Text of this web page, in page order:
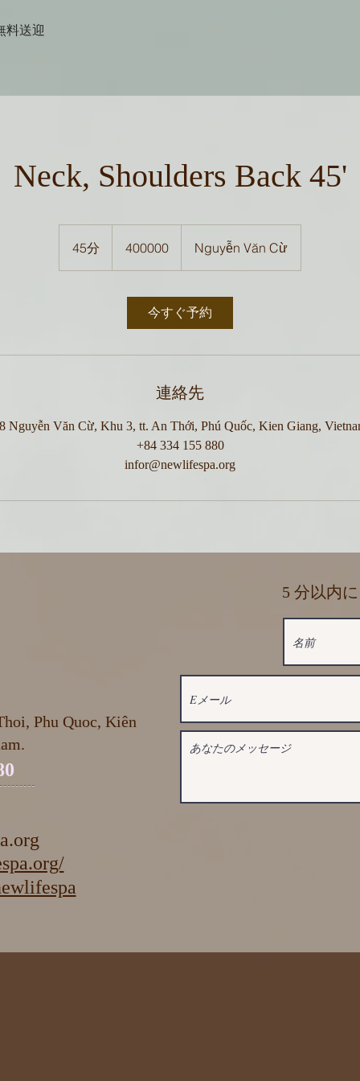
料送迎
Neck, Shoulders Back 45'
45分
5
400000 Nguyễn Văn Cừ
今すぐ予約
連絡先
Nguyễn Văn Cừ, Khu 3, tt. An Thới, Phú Quốc, Kien Giang,
+84 334 155 880
infor@newlifespa.org
Phu Quoc, Kiên
5 分以内